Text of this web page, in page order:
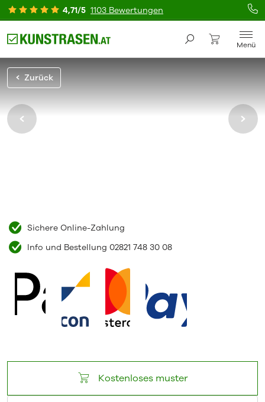
4,71/5 1103 Bewertungen
Menü
Zurück
Sichere Online-Zahlung
Info und Bestellung 02821 748 30 08
Kostenloses muster